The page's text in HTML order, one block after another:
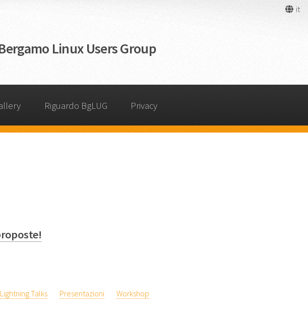
it
Linux Users Group
Riguardo BgLUG Privacy
Lightning Talks Presentazioni Workshop